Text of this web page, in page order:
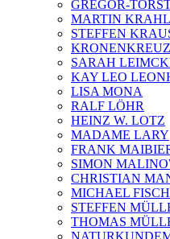
GREGOR-
MARTIN KRAHL
STEFFEN
KRONENKREUZ
SARAH
KAY LEO
LISA MONA
RALF LÖHR
HEINZ W. LOTZ
MADAME LARY
FRANK
SIMON
CHRISTIAN
MICHAEL
STEFFEN
THOMAS